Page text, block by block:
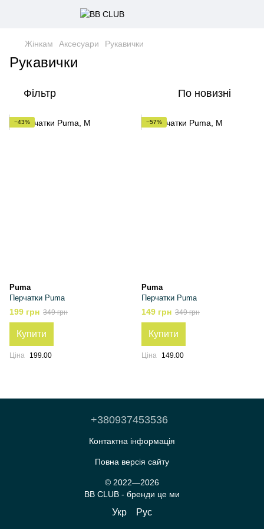
Жінкам Аксесуари Рукавички
Рукавички
Фільтр По новизні
−43%
Puma
Перчатки Puma
199 грн 349 грн
Купити
Ціна 199.00
−57%
Puma
Перчатки Puma
149 грн 349 грн
Купити
Ціна 149.00
+380937453536
Контактна інформація
Повна версія сайту
© 2022—2026
BB CLUB - бренди це ми
Укр Рус